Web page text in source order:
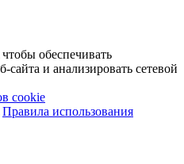
обеспечивать
и анализировать сетевой
cookie
Правила использования